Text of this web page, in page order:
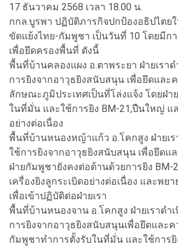
17 ธันวาคม 2568 เวลา 18.00 น.
กกล.บูรพา ปฏิบัติภารกิจปกป้องอธิปไตย
ขัดแย้งไทย-กัมพูชา เป็นวันที่ 10 โดยมีก
เพื่อยึดครองพื้นที่ ดังนี้
พื้นที่บ้านคลองแผง อ.ตาพระยา ฝ่ายเรา
การยิงจากอาวุธยิงสนับสนุน เพื่อยึดแล
ลักษณะภูมิประเทศเป็นที่โล่งแจ้ง โดยฝ่า
ในที่มั่น และใช้การยิง BM-21,ปืนใหญ่ แ
อย่างต่อเนื่อง
พื้นที่บ้านหนองหญ้าแก้ว อ.โคกสูง ฝ่ายเร
ใช้การยิงจากอาวุธยิงสนับสนุน เพื่อยึด
ฝ่ายกัมพูชายังคงต่อต้านด้วยการยิง BM-
เครื่องยิงลูกระเบิดอย่างต่อเนื่อง และพย
เพื่อเข้าปฏิบัติต่อฝ่ายเรา
พื้นที่บ้านหนองจาน อ.โคกสูง ฝ่ายเราดำ
การยิงจากอาวุธยิงสนับสนุนเพื่อยึดและ
กัมพูชาทำการตั้งรับในที่มั่น และใช้การ